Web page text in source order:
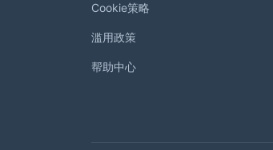
Cookie策略
滥用政策
帮助中心